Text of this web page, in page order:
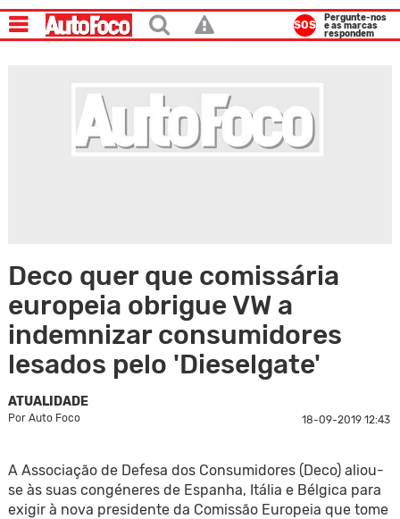
SOS
Pergunte-nos
e as marcas
respondem
Deco quer que comissária
europeia obrigue VW a
indemnizar consumidores
lesados pelo 'Dieselgate'
ATUALIDADE
Por Auto Foco 18-09-2019 12:43
A Associação de Defesa dos Consumidores (Deco) aliou-
se às suas congéneres de Espanha, Itália e Bélgica para
exigir à nova presidente da Comissão Europeia que tome